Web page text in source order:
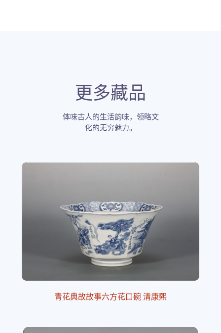
更多藏品
体味古人的生活韵味，领略文
化的无穷魅力。
青花典故故事六方花口碗 清康熙